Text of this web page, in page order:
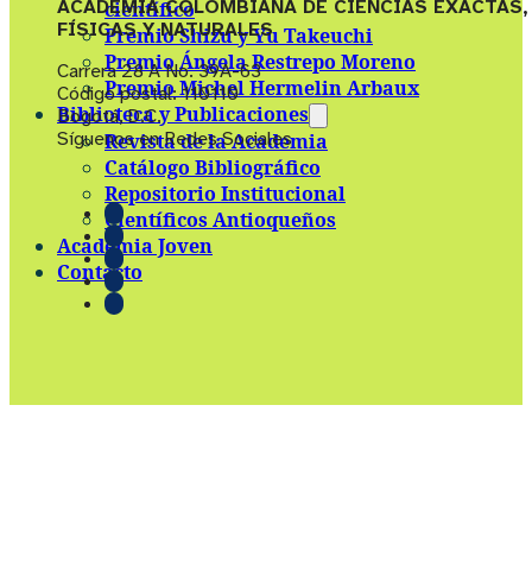
científico
Premio Shizu y Yu Takeuchi
Premio Ángela Restrepo Moreno
Premio Michel Hermelin Arbaux
Biblioteca y Publicaciones
Revista de la Academia
Catálogo Bibliográfico
Repositorio Institucional
Científicos Antioqueños
Academia Joven
Contacto
ACADEMIA COLOMBIANA DE CIENCIAS EXACTAS,
FÍSICAS Y NATURALES
Carrera 28 A No. 39A-63
Código postal: 110110
Bogotá, D.C.
Síguenos en Redes Sociales